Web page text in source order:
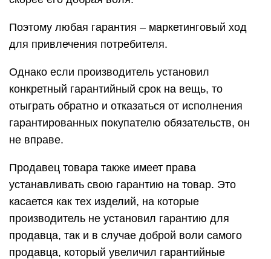
Поэтому любая гарантия – маркетинговый ход
для привлечения потребителя.
Однако если производитель установил
конкретный гарантийный срок на вещь, то
отыграть обратно и отказаться от исполнения
гарантированных покупателю обязательств, он
не вправе.
Продавец товара также имеет права
устанавливать свою гарантию на товар. Это
касается как тех изделий, на которые
производитель не установил гарантию для
продавца, так и в случае доброй воли самого
продавца, который увеличил гарантийные